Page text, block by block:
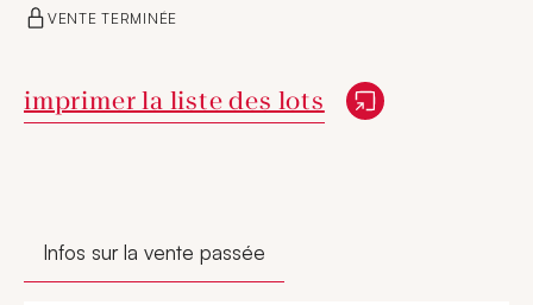
VENTE TERMINÉE
Nouvelle fenêtre
imprimer la liste des lots
Infos sur la vente passée